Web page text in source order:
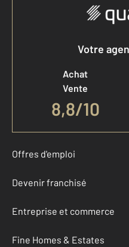
Votre
Achat
Vente
8,8/10
Offres d'emploi
Devenir franchisé
Entreprise et commerce
Fine Homes & Estates